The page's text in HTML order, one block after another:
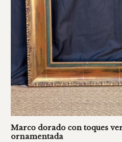
Marco dorado con toques
ornamentada